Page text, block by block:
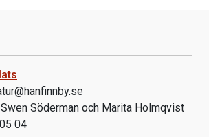
Swen Söderman och Marita Holmqvist
04